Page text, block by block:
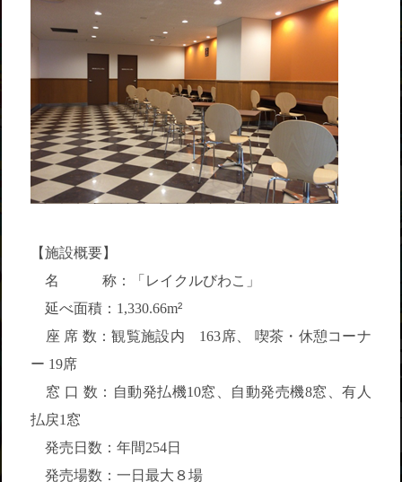
【施設概要】
名 称：「レイクルびわこ」
延べ面積： 1,330.66m²
座 席 数：観覧施設内 163席、 喫茶・休憩コーナ
ー 19席
窓 口 数：自動発払機10窓、自動発売機8窓、有人
払戻1 窓
発売日数：年間254日
発売場数：一日最大８場